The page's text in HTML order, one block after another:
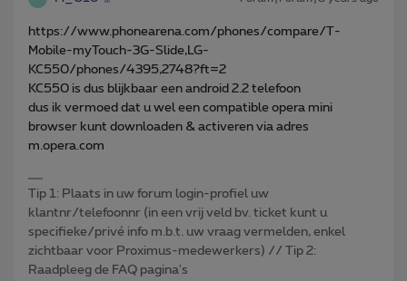
https://www.phonearena.com/phones/compare/T-
Mobile-myTouch-3G-Slide,LG-
KC550/phones/4395,2748?ft=2
KC550 is dus blijkbaar een android 2.2 telefoon
dus ik vermoed dat u wel een compatible opera mini
browser kunt downloaden & activeren via adres
m.opera.com
Tip 1: Plaats in uw forum login-profiel uw
klantnr/telefoonnr (in een vrij veld bv. ticket kunt u
specifieke/privé info m.b.t. uw vraag vermelden, enkel
zichtbaar voor Proximus-medewerkers) // Tip 2:
Raadpleeg de FAQ pagina's